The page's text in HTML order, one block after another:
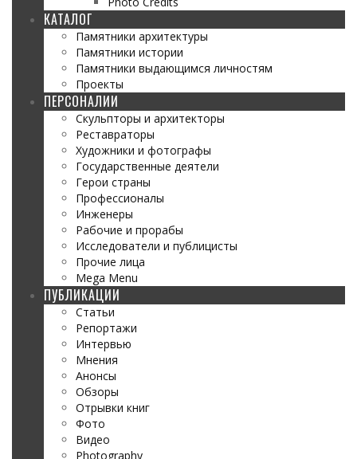
КАТАЛОГ
Памятники архитектуры
Памятники истории
Памятники выдающимся личностям
Проекты
ПЕРСОНАЛИИ
Скульпторы и архитекторы
Реставраторы
Художники и фотографы
Государственные деятели
Герои страны
Профессионалы
Инженеры
Рабочие и прорабы
Исследователи и публицисты
Прочие лица
Mega Menu
ПУБЛИКАЦИИ
Статьи
Репортажи
Интервью
Мнения
Анонсы
Обзоры
Отрывки книг
Фото
Видео
Photography